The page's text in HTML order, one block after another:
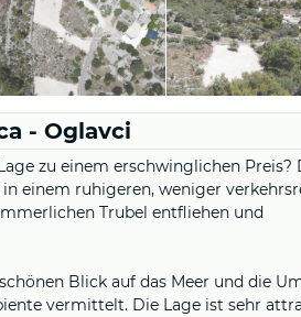
- Oglavci
zu einem erschwinglichen Preis?
einem ruhigeren, weniger
Trubel entfliehen und
Blick auf das Meer und die
vermittelt. Die Lage ist sehr